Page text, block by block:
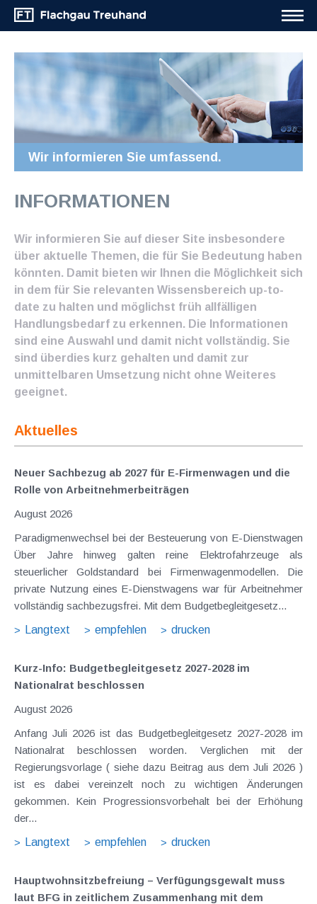
Wir informieren Sie umfassend.
INFORMATIONEN
Wir informieren Sie auf dieser Site insbesondere
über aktuelle Themen, die für Sie Bedeutung haben
könnten. Damit bieten wir Ihnen die Möglichkeit sich
in dem für Sie relevanten Wissensbereich up-to-
date zu halten und möglichst früh allfälligen
Handlungsbedarf zu erkennen. Die Informationen
sind eine Auswahl und damit nicht vollständig. Sie
sind überdies kurz gehalten und damit zur
unmittelbaren Umsetzung nicht ohne Weiteres
geeignet.
Aktuelles
Neuer Sachbezug ab 2027 für E-Firmenwagen und die
Rolle von Arbeitnehmer​­beiträgen
August 2026
Paradigmenwechsel bei der Besteuerung von E-Dienstwagen
Über Jahre hinweg galten reine Elektrofahrzeuge als
steuerlicher Goldstandard bei Firmenwagenmodellen. Die
private Nutzung eines E-Dienstwagens war für Arbeitnehmer
vollständig sachbezugsfrei. Mit dem Budgetbegleitgesetz...
Langtext
empfehlen drucken
Kurz-Info: Budgetbegleitgesetz 2027-2028 im
Nationalrat beschlossen
August 2026
Anfang Juli 2026 ist das Budgetbegleitgesetz 2027-2028 im
Nationalrat beschlossen worden. Verglichen mit der
Regierungsvorlage ( siehe dazu Beitrag aus dem Juli 2026 )
ist es dabei vereinzelt noch zu wichtigen Änderungen
gekommen. Kein Progressionsvorbehalt bei der Erhöhung
der...
Langtext
empfehlen drucken
Hauptwohnsitz​­befreiung – Verfügungsgewalt muss
laut BFG in zeitlichem Zusammenhang mit dem